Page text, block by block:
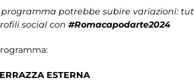
programma potrebbe subire variazioni:
social con #Romacapodarte2024
ESTERNA